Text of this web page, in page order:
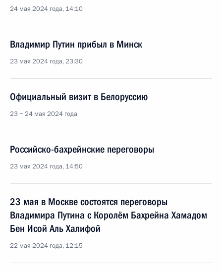
24 мая 2024 года, 14:10
Владимир Путин прибыл в Минск
23 мая 2024 года, 23:30
Официальный визит в Белоруссию
23 − 24 мая 2024 года
Российско-бахрейнские переговоры
23 мая 2024 года, 14:50
23 мая в Москве состоятся переговоры
Владимира Путина с Королём Бахрейна Хамадом
Бен Исой Аль Халифой
22 мая 2024 года, 12:15